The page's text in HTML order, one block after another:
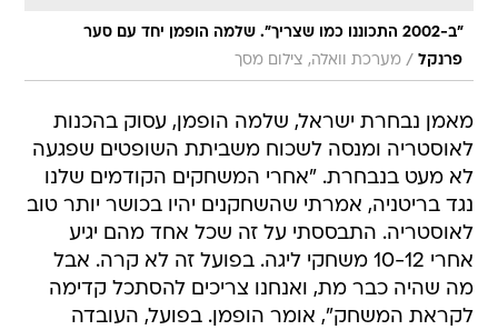
"ב-2002 התכוננו כמו שצריך". שלמה הופמן יחד עם סער
פרנקל / מערכת וואלה, צילום מסך
מאמן נבחרת ישראל, שלמה הופמן, עסוק בהכנות
לאוסטריה ומנסה לשכוח משביתת השופטים שפגעה
לא מעט בנבחרת. "אחרי המשחקים הקודמים שלנו
נגד בריטניה, אמרתי שהשחקנים יהיו בכושר יותר טוב
לאוסטריה. התבססתי על זה שכל אחד מהם יגיע
אחרי 10-12 משחקי ליגה. בפועל זה לא קרה. אבל
מה שהיה כבר מת, ואנחנו צריכים להסתכל קדימה
לקראת המשחק", אומר הופמן. בפועל, העובדה